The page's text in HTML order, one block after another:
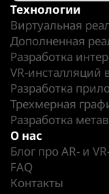
Технологии
Виртуальная
Дополненная
Разработка
VR-инсталляций
Разработка
Трехмерная
Разработка
О нас
Блог про AR- и
FAQ
Контакты